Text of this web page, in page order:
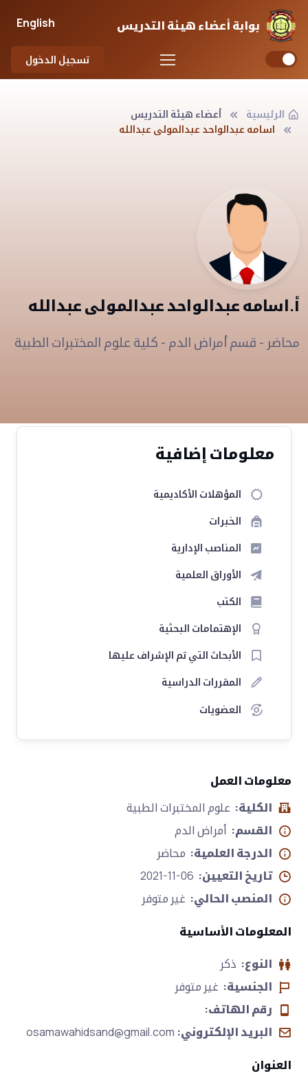
بوابة أعضاء هيئة التدريس English
تسجيل الدخول
الرئيسية
أعضاء هيئة التدريس
اسامه عبدالواحد عبدالمولى عبدالله
أ.اسامه عبدالواحد عبدالمولى عبدالله
محاضر - قسم أمراض الدم - كلية علوم المختبرات الطبية
معلومات إضافية
المؤهلات الأكاديمية
الخبرات
المناصب الإدارية
الأوراق العلمية
الكتب
الإهتمامات البحثية
الأبحاث التي تم الإشراف عليها
المقررات الدراسية
العضويات
معلومات العمل
الكلية: علوم المختبرات الطبية
القسم: أمراض الدم
الدرجة العلمية: محاضر
تاريخ التعيين:
المنصب الحالي: غير متوفر
المعلومات الأساسية
النوع: ذكر
الجنسية: غير متوفر
رقم الهاتف:
البريد الإلكتروني: osamawahidsand@gmail.com
العنوان